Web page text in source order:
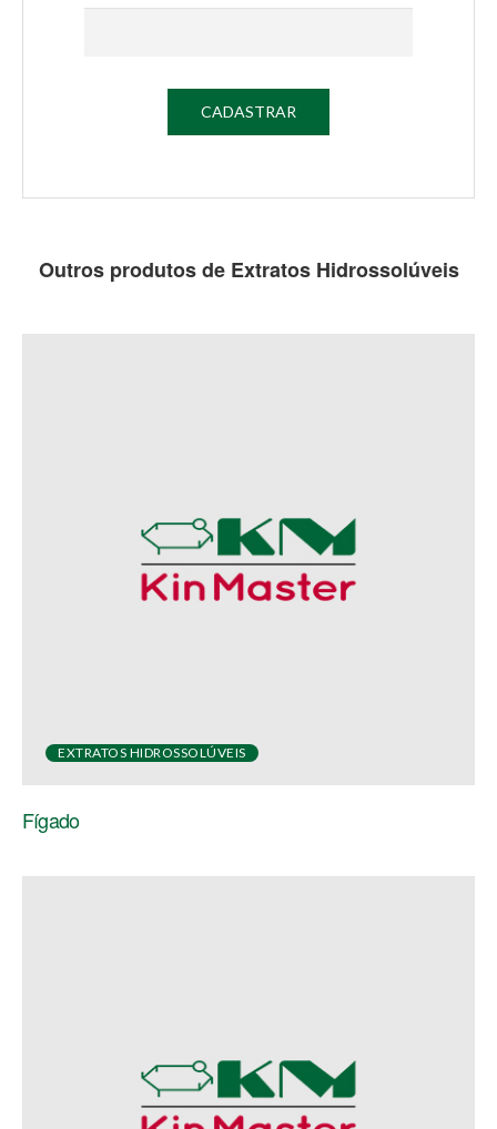
Outros produtos de Extratos Hidrossolúveis
EXTRATOS HIDROSSOLÚVEIS
Fígado